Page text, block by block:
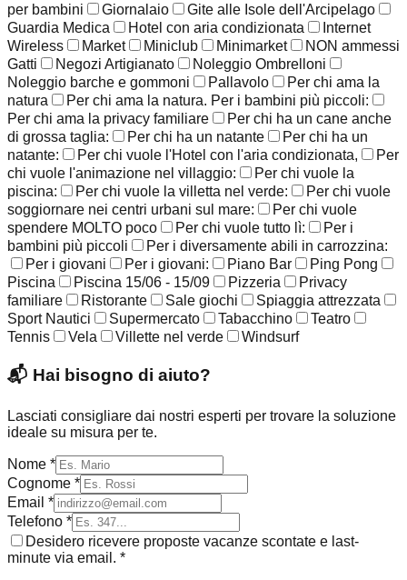
per bambini
Giornalaio
Gite alle Isole dell'Arcipelago
Guardia Medica
Hotel con aria condizionata
Internet
Wireless
Market Miniclub Minimarket
NON ammessi
Gatti
Negozi Artigianato
Noleggio Ombrelloni
Noleggio barche e gommoni
Pallavolo
Per chi ama la
natura
Per chi ama la natura. Per i bambini più piccoli:
Per chi ama la privacy familiare
Per chi ha un cane anche
di grossa taglia:
Per chi ha un natante
Per chi ha un
natante:
Per chi vuole l'Hotel con l'aria condizionata,
Per
chi vuole l'animazione nel villaggio:
Per chi vuole la
piscina:
Per chi vuole la villetta nel verde:
Per chi vuole
soggiornare nei centri urbani sul mare:
Per chi vuole
spendere MOLTO poco
Per chi vuole tutto lì:
Per i
bambini più piccoli
Per i diversamente abili in carrozzina:
Per i giovani
Per i giovani: Piano Bar
Ping Pong
Piscina
Piscina 15/06 - 15/09 Pizzeria
Privacy
familiare
Ristorante Sale giochi
Spiaggia attrezzata
Sport Nautici
Supermercato Tabacchino
Teatro
Tennis
Vela Villette nel verde Windsurf
📬 Hai bisogno di aiuto?
Lasciati consigliare dai nostri esperti per trovare la soluzione
ideale su misura per te.
Nome *
Cognome *
Email *
Telefono *
Desidero ricevere proposte vacanze scontate e last-
minute via email. *